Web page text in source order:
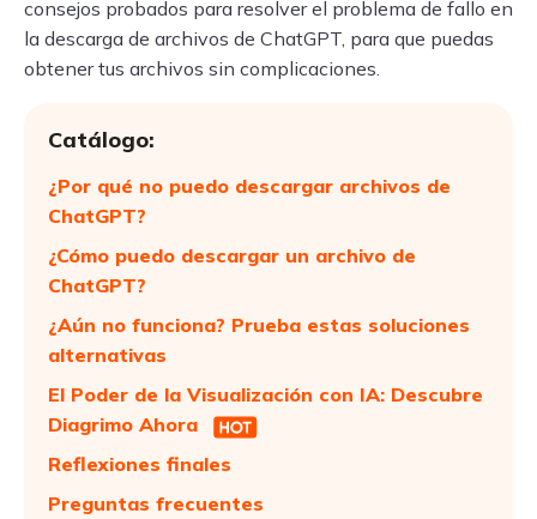
consejos probados para resolver el problema de fallo en
la descarga de archivos de ChatGPT, para que puedas
obtener tus archivos sin complicaciones.
Catálogo:
¿Por qué no puedo descargar archivos de
ChatGPT?
¿Cómo puedo descargar un archivo de
ChatGPT?
¿Aún no funciona? Prueba estas soluciones
alternativas
El Poder de la Visualización con IA: Descubre
Diagrimo Ahora
Reflexiones finales
Preguntas frecuentes